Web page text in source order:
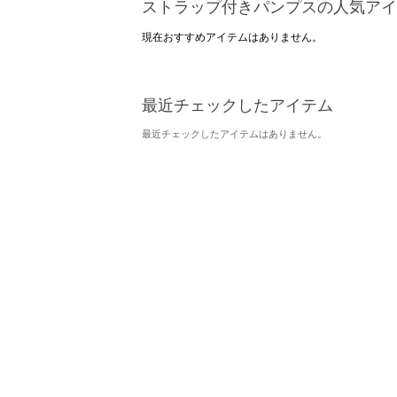
ストラップ付きパンプスの人気ア
現在おすすめアイテムはありません。
最近チェックしたアイテム
最近チェックしたアイテムはありません。